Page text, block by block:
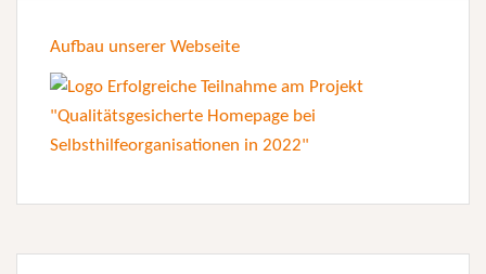
Aufbau unserer Webseite